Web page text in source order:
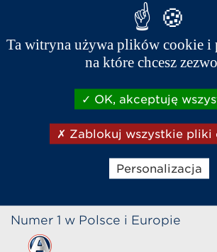
Napisz do nas
Numer 1 w Polsce i Europie
Ta witryna używa plików cookie i
na które chcesz
OK, akceptuję
Zablokuj wszystkie pliki
Personalizacja